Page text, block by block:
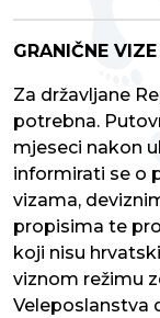
GRANIČNE
Za državljane
potrebna.
mjeseci nakon
informirati se o
vizama,
propisima te
koji nisu
viznom režimu
Veleposlanstva